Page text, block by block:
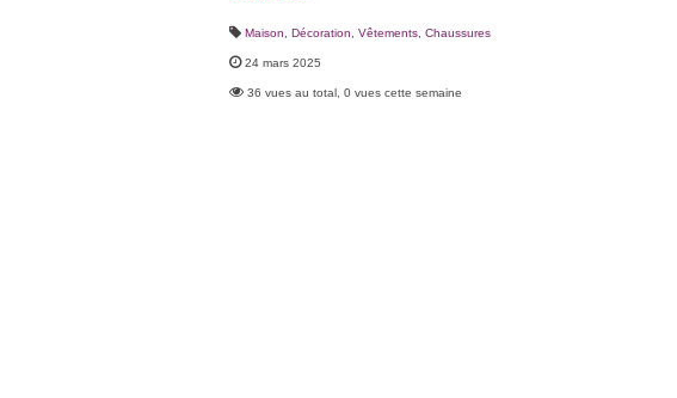
Maison, Décoration Vêtements, Chaussures
24 mars 2025
36 vues au total, 0 vues cette semaine